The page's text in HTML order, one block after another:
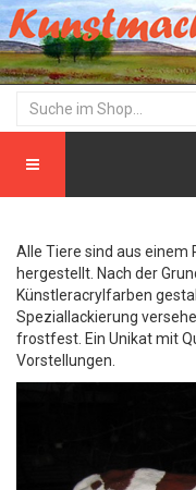
Alle Tiere sind aus einem
hergestellt. Nach der
Künstleracrylfarben
Speziallackierung
frostfest. Ein Unikat mit
Vorstellungen.